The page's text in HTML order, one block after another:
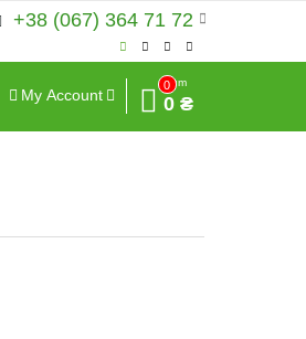
+38 (067) 364 71 72
My Account
0
Sum
0 ₴